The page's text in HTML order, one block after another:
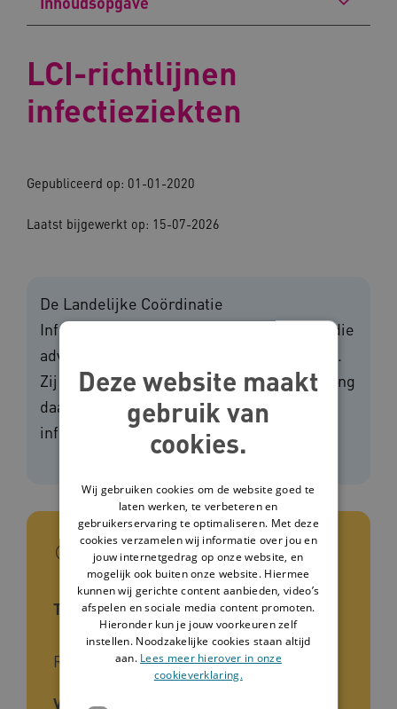
LCI-richtlijnen
infectieziekten
Gepubliceerd op: 01-01-2020
Laatst bijgewerkt op: 15-07-2026
De Landelijke Coördinatie
Infectieziektebestrijding (LCI) is de partij die
adviseert bij uitbraken van infectieziekten.
Zij maken ook richtlijnen voor de bestrijding
daarvan. De LCI richt zich specifiek op
infectieziekten.
In het kort
Type interventie
Richtlijn
Voor wie
Deze website maakt
gebruik van
cookies.
Wij gebruiken cookies om de website goed te
laten werken, te verbeteren en
gebruikerservaring te optimaliseren. Met deze
cookies verzamelen wij informatie over jou en
jouw internetgedrag op onze website, en
mogelijk ook buiten onze website. Hiermee
kunnen wij gerichte content aanbieden, video’s
afspelen en sociale media content promoten.
Hieronder kun je jouw voorkeuren zelf
instellen. Noodzakelijke cookies staan altijd
aan. Lees meer hierover in onze
cookieverklaring.